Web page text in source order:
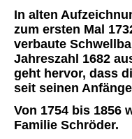
In alten
zum ersten Mal
verbaute
Jahreszahl 1682
geht hervor, dass
seit seinen
Von 1754 bis 1856
Familie Schröder.